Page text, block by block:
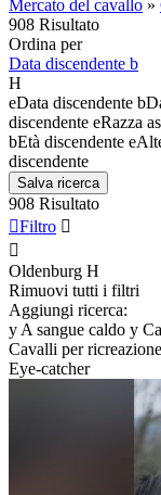
Mercato del cavallo »
908 Risultato
Ordina per
Data discendente b
H
eData discendente b
discendente eRazza
bEtà discendente e
discendente
Salva ricerca
908 Risultato
Filtro 

Oldenburg H
Rimuovi tutti i filtri
Aggiungi ricerca:
y A sangue caldo y
Cavalli per ricreazione
Eye-catcher